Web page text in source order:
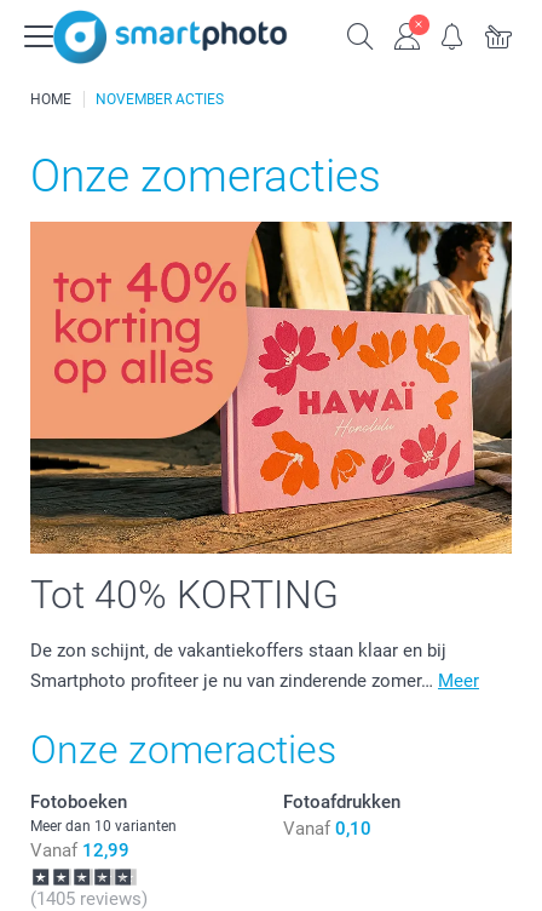
HOME NOVEMBER ACTIES
Onze zomeracties
Tot 40% KORTING
De zon schijnt, de vakantiekoffers staan klaar en bij
Smartphoto profiteer je nu van zinderende zomer… Meer
Onze zomeracties
Fotoboeken
Meer dan 10 varianten
Vanaf 12,99
(1405 reviews)
Fotoafdrukken
Vanaf 0,10